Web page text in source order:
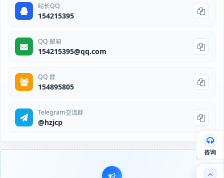
站长QQ
154215395
QQ 邮箱
154215395@qq.com
QQ 群
154895805
Telegram交流群
@hzjcp
咨询